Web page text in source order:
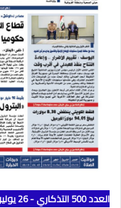
العدد 500 التذكاري - 26 يوليو 2026 - السنة الثالثة